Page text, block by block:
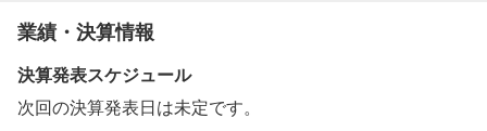
業績・決算情報
決算発表スケジュール
次回の決算発表日は未定です。